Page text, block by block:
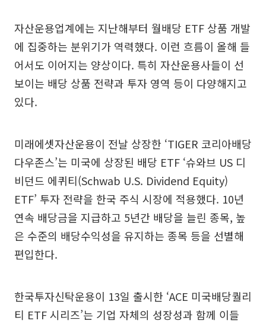
자산운용업계에는 지난해부터 월배당 ETF 상품 개발
에 집중하는 분위기가 역력했다. 이런 흐름이 올해 들
어서도 이어지는 양상이다. 특히 자산운용사들이 선
보이는 배당 상품 전략과 투자 영역 등이 다양해지고
있다.
미래에셋자산운용이 전날 상장한 ‘TIGER 코리아배당
다우존스’는 미국에 상장된 배당 ETF ‘슈와브 US 디
비던드 에퀴티(Schwab U.S. Dividend Equity)
ETF’ 투자 전략을 한국 주식 시장에 적용했다. 10년
연속 배당금을 지급하고 5년간 배당을 늘린 종목, 높
은 수준의 배당수익성을 유지하는 종목 등을 선별해
편입한다.
한국투자신탁운용이 13일 출시한 ‘ACE 미국배당퀄리
티 ETF 시리즈’는 기업 자체의 성장성과 함께 이들